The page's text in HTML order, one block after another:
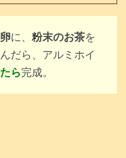
卵に、 粉末のお茶を
だら、アルミホイ
ら完成。